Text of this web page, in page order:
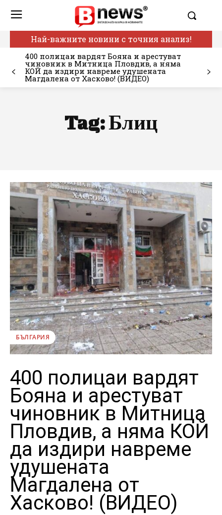
Най-важните новини с точния анализ!
400 полицаи вардят Бояна и арестуват
чиновник в Митница Пловдив, а няма
КОЙ да издири навреме удушената
Магдалена от Хасково! (ВИДЕО)
Tag:Блиц
БЪЛГАРИЯ
400 полицаи вардят
Бояна и арестуват
чиновник в Митница
Пловдив, а няма КОЙ
да издири навреме
удушената
Магдалена от
Хасково! (ВИДЕО)